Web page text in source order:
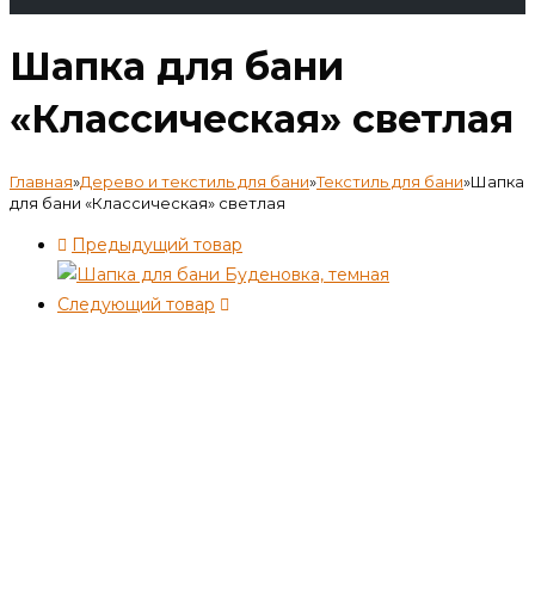
Шапка для бани
«Классическая» светлая
Главная»Дерево и текстиль для бани»Текстиль для бани»Шапка
для бани «Классическая» светлая
Предыдущий товар
Следующий товар